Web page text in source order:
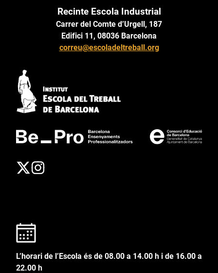
Recinte Escola Industrial
Carrer del Comte d’Urgell, 187
Edifici 11, 08036 Barcelona
correu@escoladeltreball.org
L’horari de l’Escola és de 08.00 a 14.00 h i de 16.00 a
22.00 h